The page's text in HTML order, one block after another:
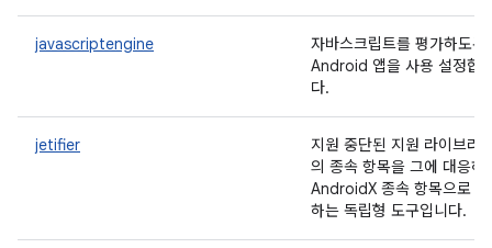
javascriptengine
자바스크립트를 평가하도록
Android 앱을 사용 설정합
다.
jetifier
지원 중단된 지원 라이브러
의 종속 항목을 그에 대응하
AndroidX 종속 항목으로
하는 독립형 도구입니다.